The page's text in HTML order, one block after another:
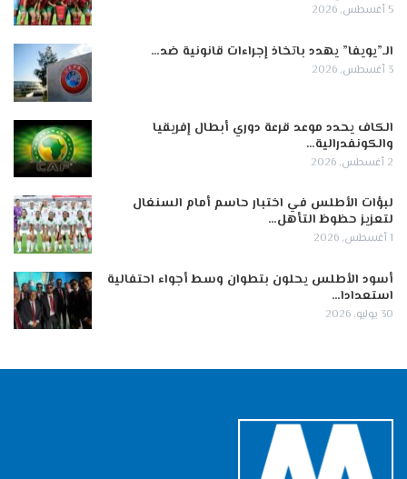
5 أغسطس, 2026
الـ”يويفا” يهدد باتخاذ إجراءات قانونية ضد…
3 أغسطس, 2026
الكاف يحدد موعد قرعة دوري أبطال إفريقيا
والكونفدرالية…
2 أغسطس, 2026
لبؤات الأطلس في اختبار حاسم أمام السنغال
لتعزيز حظوظ التأهل…
1 أغسطس, 2026
أسود الأطلس يحلون بتطوان وسط أجواء احتفالية
استعدادا…
30 يوليو, 2026